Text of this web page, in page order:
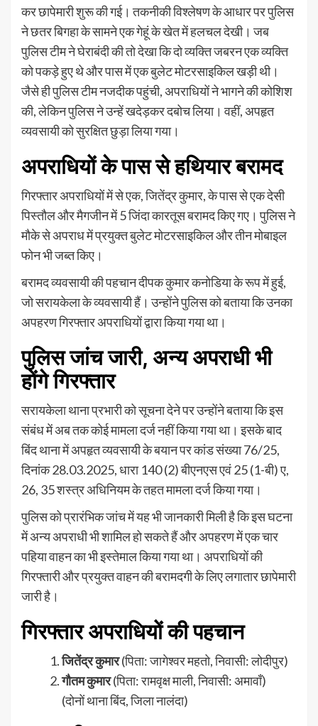
कर छापेमारी शुरू की गई। तकनीकी विश्लेषण के आधार पर पुलिस
ने छतर बिगहा के सामने एक गेहूं के खेत में हलचल देखी। जब
पुलिस टीम ने घेराबंदी की तो देखा कि दो व्यक्ति जबरन एक व्यक्ति
को पकड़े हुए थे और पास में एक बुलेट मोटरसाइकिल खड़ी थी।
जैसे ही पुलिस टीम नजदीक पहुंची, अपराधियों ने भागने की कोशिश
की, लेकिन पुलिस ने उन्हें खदेड़कर दबोच लिया। वहीं, अपहृत
व्यवसायी को सुरक्षित छुड़ा लिया गया।
अपराधियों के पास से हथियार बरामद
गिरफ्तार अपराधियों में से एक, जितेंद्र कुमार, के पास से एक देसी
पिस्तौल और मैगजीन में 5 जिंदा कारतूस बरामद किए गए। पुलिस ने
मौके से अपराध में प्रयुक्त बुलेट मोटरसाइकिल और तीन मोबाइल
फोन भी जब्त किए।
बरामद व्यवसायी की पहचान दीपक कुमार कनोडिया के रूप में हुई,
जो सरायकेला के व्यवसायी हैं। उन्होंने पुलिस को बताया कि उनका
अपहरण गिरफ्तार अपराधियों द्वारा किया गया था।
पुलिस जांच जारी, अन्य अपराधी भी
होंगे गिरफ्तार
सरायकेला थाना प्रभारी को सूचना देने पर उन्होंने बताया कि इस
संबंध में अब तक कोई मामला दर्ज नहीं किया गया था। इसके बाद
बिंद थाना में अपहृत व्यवसायी के बयान पर कांड संख्या 76/25,
दिनांक 28.03.2025, धारा 140 (2) बीएनएस एवं 25 (1-बी) ए,
26, 35 शस्त्र अधिनियम के तहत मामला दर्ज किया गया।
पुलिस को प्रारंभिक जांच में यह भी जानकारी मिली है कि इस घटना
में अन्य अपराधी भी शामिल हो सकते हैं और अपहरण में एक चार
पहिया वाहन का भी इस्तेमाल किया गया था। अपराधियों की
गिरफ्तारी और प्रयुक्त वाहन की बरामदगी के लिए लगातार छापेमारी
जारी है।
गिरफ्तार अपराधियों की पहचान
जितेंद्र कुमार(पिता: जागेश्वर महतो, निवासी: लोदीपुर)
गौतम कुमार(पिता: रामवृक्ष माली, निवासी: अमावाँ)
(दोनों थाना बिंद, जिला नालंदा)